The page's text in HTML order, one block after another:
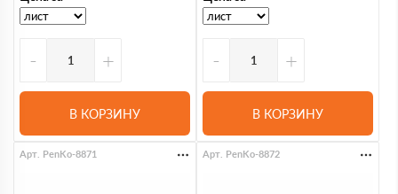
- +
В КОРЗИНУ
- +
В КОРЗИНУ
Арт. PenKo-8871 Арт. PenKo-8872